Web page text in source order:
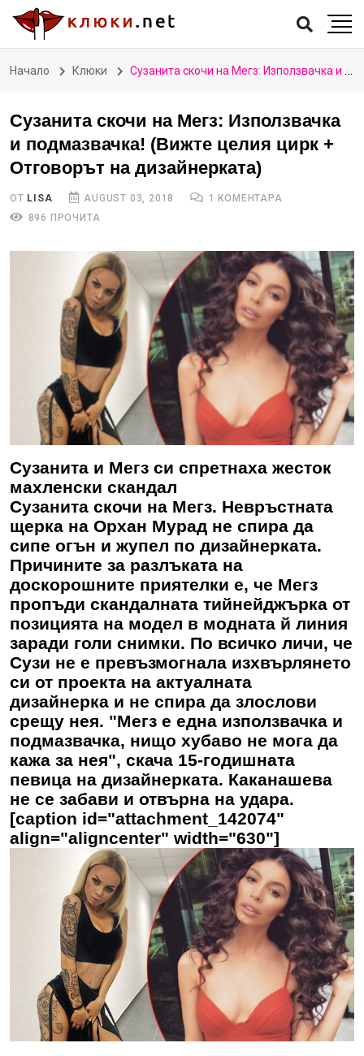
Начало Клюки Сузанита скочи на Мегз: Използвачка и подмазвачка! (Вижте целия цирк + Отговорът на дизайнерката)
Сузанита скочи на Мегз: Използвачка
и подмазвачка! (Вижте целия цирк +
Отговорът на дизайнерката)
ОТ LISA AUGUST 03, 2018
1 КОМЕНТАРА
896 ПРОЧИТА
Сузанита и Мегз си спретнаха жесток
махленски скандал
Сузанита скочи на Мегз. Невръстната
щерка на Орхан Мурад не спира да
сипе огън и жупел по дизайнерката.
Причините за разлъката на
доскорошните приятелки е, че Мегз
пропъди скандалната тийнейджърка от
позицията на модел в модната й линия
заради голи снимки. По всичко личи, че
Сузи не е превъзмогнала изхвърлянето
си от проекта на актуалната
дизайнерка и не спира да злослови
срещу нея. "Мегз е една използвачка и
подмазвачка, нищо хубаво не мога да
кажа за нея", скача 15-годишната
певица на дизайнерката. Каканашева
не се забави и отвърна на удара.
[caption id="attachment_142074"
align="aligncenter" width="630"]